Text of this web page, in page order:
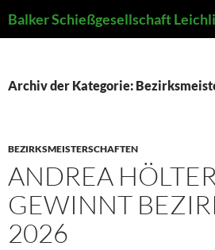
Inhalt
Archiv der Kategorie:
BEZIRKSMEISTERSCHAFTEN
ANDREA
GEWINNT
2026